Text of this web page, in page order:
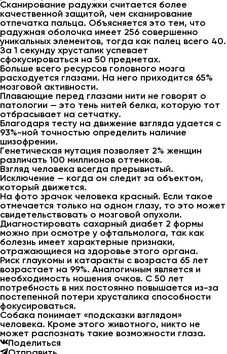
Сканирование радужки считается более
качественной защитой, чем сканирование
отпечатка пальца. Объясняется это тем, что
радужная оболочка имеет 256 совершенно
уникальных элементов, тогда как палец всего 40.
За 1 секунду хрусталик успевает
сфокусироваться на 50 предметах.
Больше всего ресурсов головного мозга
расходуется глазами. На него приходится 65%
мозговой активности.
Плавающие перед глазами нити не говорят о
патологии — это тень нитей белка, которую тот
отбрасывает на сетчатку.
Благодаря тесту на движение взгляда удается с
93%-ной точностью определить наличие
шизофрении.
Генетическая мутация позволяет 2% женщин
различать 100 миллионов оттенков.
Взгляд человека всегда прерывистый.
Исключение — когда он следит за объектом,
который движется.
На фото зрачок человека красный. Если такое
отмечается только на одном глазу, то это может
свидетельствовать о мозговой опухоли.
Диагностировать сахарный диабет 2 формы
можно при осмотре у офтальмолога, так как
болезнь имеет характерные признаки,
отражающиеся на здоровье этого органа.
Риск глаукомы и катаракты с возраста 65 лет
возрастает на 99%. Аналогичным является и
необходимость ношения очков. С 50 лет
потребность в них постоянно повышается из-за
постепенной потери хрусталика способности
фокусироваться.
Собака понимает «подсказки взглядом»
человека. Кроме этого животного, никто не
может распознать такие возможности глаза.
Поделиться